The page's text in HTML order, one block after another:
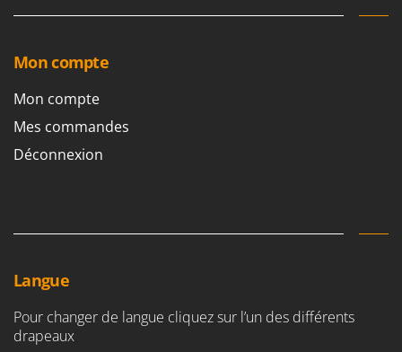
Officine Savioli
Olix
OMA
Ompagrill
P
Palazzetti
Partisani
Mon compte
Mon compte
Mes commandes
Déconnexion
Langue
Pour changer de langue cliquez sur l’un des différents
drapeaux